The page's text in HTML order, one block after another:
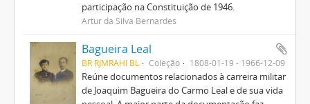
participação na Constituição de 1946.
Artur da Silva Bernardes
Bagueira Leal
BR RJMRAHI BL Coleção 1808-01-19 - 1966-12-09
Reúne documentos relacionados à carreira militar
de Joaquim Bagueira do Carmo Leal e de sua vida